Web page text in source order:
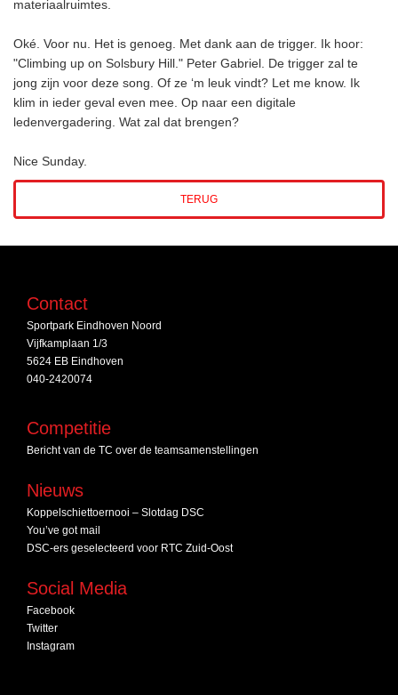
materiaalruimtes.
Oké. Voor nu. Het is genoeg. Met dank aan de trigger. Ik hoor:
"Climbing up on Solsbury Hill." Peter Gabriel. De trigger zal te
jong zijn voor deze song. Of ze ‘m leuk vindt? Let me know. Ik
klim in ieder geval even mee. Op naar een digitale
ledenvergadering. Wat zal dat brengen?
Nice Sunday.
TERUG
Contact
Sportpark Eindhoven Noord
Vijfkamplaan 1/3
5624 EB Eindhoven
040-2420074
Competitie
Bericht van de TC over de teamsamenstellingen
Nieuws
Koppelschiettoernooi – Slotdag DSC
You’ve got mail
DSC‑ers geselecteerd voor RTC Zuid‑Oost
Social Media
Facebook
Twitter
Instagram